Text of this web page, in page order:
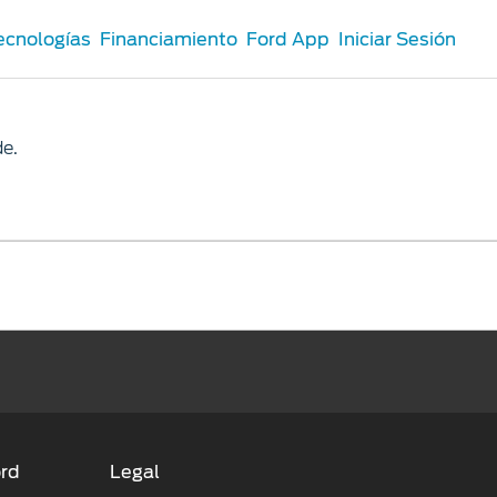
Financiamiento Ford App Iniciar Sesión
Legal